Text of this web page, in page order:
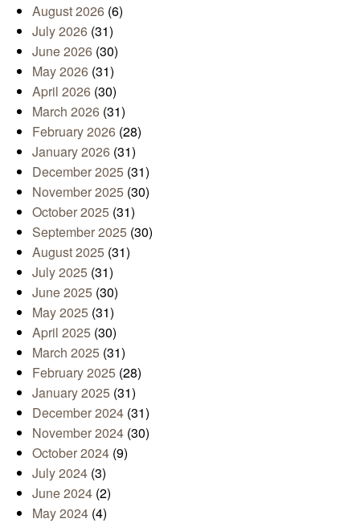
August 2026 (6)
July 2026 (31)
June 2026 (30)
May 2026 (31)
April 2026 (30)
March 2026 (31)
February 2026 (28)
January 2026 (31)
December 2025 (31)
November 2025 (30)
October 2025 (31)
September 2025 (30)
August 2025 (31)
July 2025 (31)
June 2025 (30)
May 2025 (31)
April 2025 (30)
March 2025 (31)
February 2025 (28)
January 2025 (31)
December 2024 (31)
November 2024 (30)
October 2024 (9)
July 2024 (3)
June 2024 (2)
May 2024 (4)